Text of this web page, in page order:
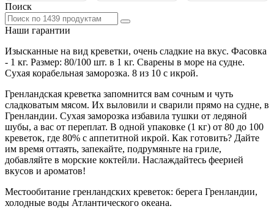
Поиск
Наши гарантии
Изысканные на вид креветки, очень сладкие на вкус. Фасовка
- 1 кг. Размер: 80/100 шт. в 1 кг. Сварены в море на судне.
Сухая корабельная заморозка. 8 из 10 с икрой.
Гренландская креветка запомнится вам сочным и чуть
сладковатым мясом. Их выловили и сварили прямо на судне, в
Гренландии. Сухая заморозка избавила тушки от ледяной
шубы, а вас от переплат. В одной упаковке (1 кг) от 80 до 100
креветок, где 80% с аппетитной икрой. Как готовить? Дайте
им время оттаять, запекайте, подрумяньте на гриле,
добавляйте в морские коктейли. Наслаждайтесь феерией
вкусов и ароматов!
Местообитание гренландских креветок: берега Гренландии,
холодные воды Атлантического океана.